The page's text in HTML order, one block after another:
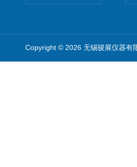
Copyright © 2026 无锡骏展仪器有